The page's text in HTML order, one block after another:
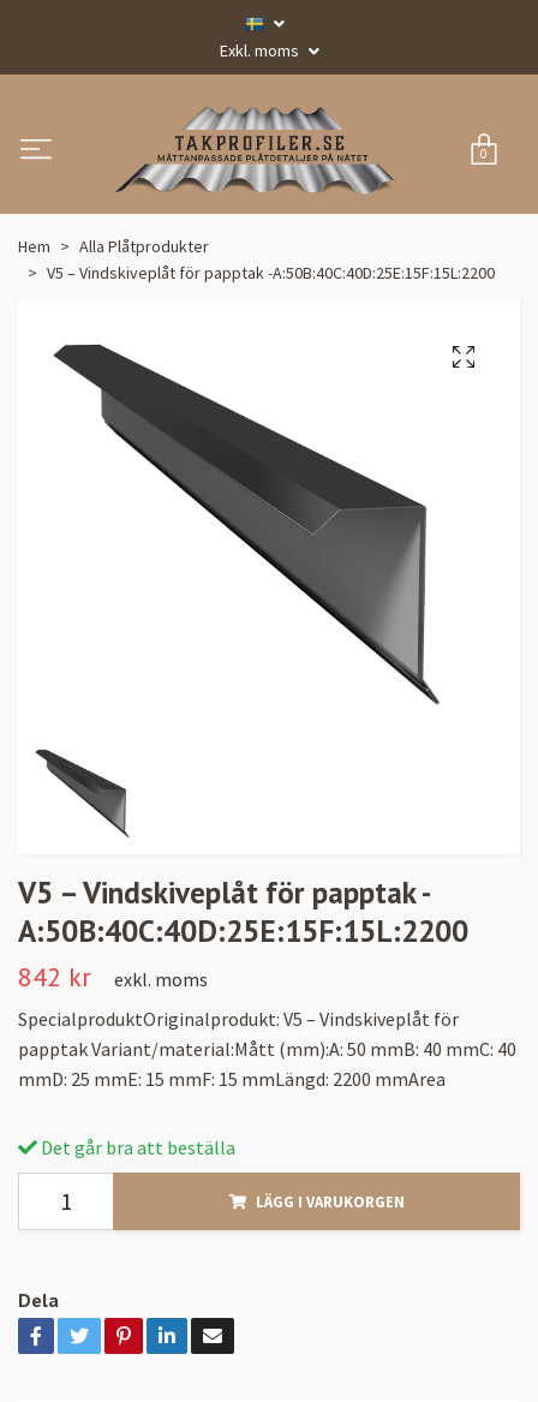
Exkl. moms
0
Hem
Alla Plåtprodukter
V5 – Vindskiveplåt för papptak -A:50B:40C:40D:25E:15F:15L:2200
V5 – Vindskiveplåt för papptak -
A:50B:40C:40D:25E:15F:15L:2200
842 kr
exkl. moms
SpecialproduktOriginalprodukt: V5 – Vindskiveplåt för
papptak Variant/material:Mått (mm):A: 50 mmB: 40 mmC: 40
mmD: 25 mmE: 15 mmF: 15 mmLängd: 2200 mmArea
Det går bra att beställa
LÄGG I VARUKORGEN
Dela